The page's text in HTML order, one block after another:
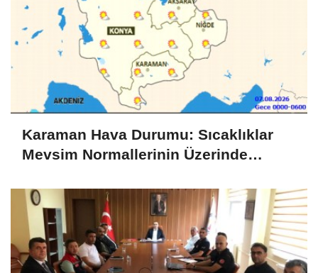
Karaman Hava Durumu: Sıcaklıklar
Mevsim Normallerinin Üzerinde